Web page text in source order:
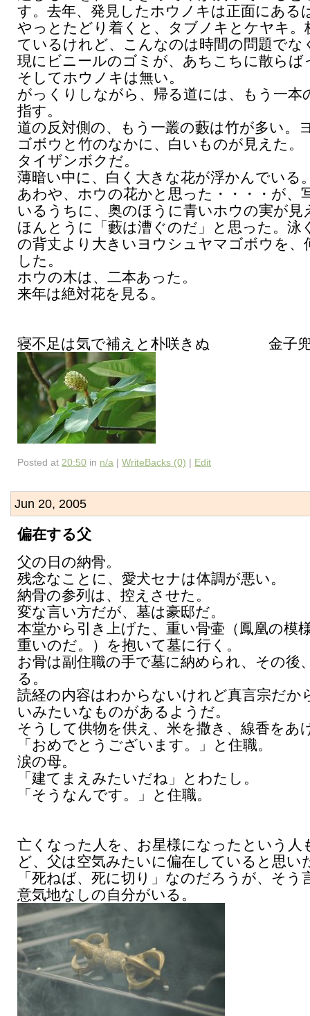
す。去年、発見したホウノキは正面にある
やっとたどり着くと、タブノキとケヤキ。
ているけれど、こんなのは時間の問題でな
現にビニールのゴミが、あちこちに散らば
そしてホウノキは無い。
がっくりしながら、帰る道には、もう一本
指す。
道の反対側の、もう一叢の藪は竹が多い。
ゴボウと竹のなかに、白いものが見えた。
タイザンボクだ。
薄暗い中に、白く大きな花が浮かんでいる
あわや、ホウの花かと思った・・・・が、
いるうちに、奥のほうに青いホウの実が見
ほんとうに「藪は漕ぐのだ」と思った。泳
の背丈より大きいヨウシュヤマゴボウを、
した。
ホウの木は、二本あった。
来年は絶対花を見る。
寝不足は気で補えと朴咲きぬ 金子
Posted at 20:50 in n/a | WriteBacks (0) | Edit
Jun 20, 2005
偏在する父
父の日の納骨。
残念なことに、愛犬セナは体調が悪い。
納骨の参列は、控えさせた。
変な言い方だが、墓は豪邸だ。
本堂から引き上げた、重い骨壷（鳳凰の模
重いのだ。）を抱いて墓に行く。
お骨は副住職の手で墓に納められ、その後
る。
読経の内容はわからないけれど真言宗だか
いみたいなものがあるようだ。
そうして供物を供え、米を撒き、線香をあ
「おめでとうございます。」と住職。
涙の母。
「建てまえみたいだね」とわたし。
「そうなんです。」と住職。
亡くなった人を、お星様になったという人
ど、父は空気みたいに偏在していると思い
「死ねば、死に切り」なのだろうが、そう
意気地なしの自分がいる。